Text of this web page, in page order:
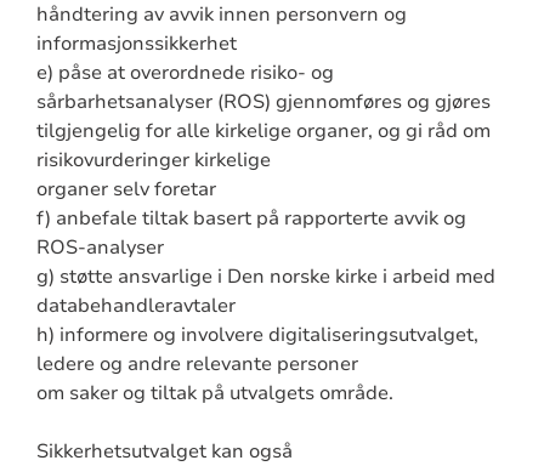
håndtering av avvik innen personvern og
informasjonssikkerhet
e) påse at overordnede risiko- og
sårbarhetsanalyser (ROS) gjennomføres og gjøres
tilgjengelig for alle kirkelige organer, og gi råd om
risikovurderinger kirkelige
organer selv foretar
f) anbefale tiltak basert på rapporterte avvik og
ROS-analyser
g) støtte ansvarlige i Den norske kirke i arbeid med
databehandleravtaler
h) informere og involvere digitaliseringsutvalget,
ledere og andre relevante personer
om saker og tiltak på utvalgets område.
Sikkerhetsutvalget kan også